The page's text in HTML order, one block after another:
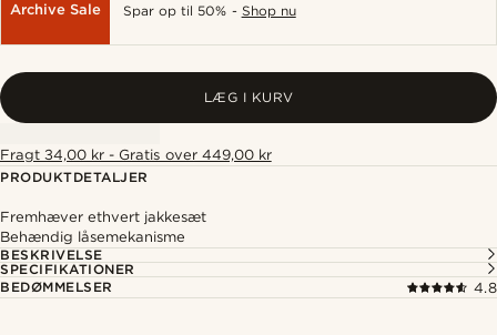
Archive Sale Spar op til 50% - Shop nu
LÆG I KURV
Fragt 34,00 kr - Gratis over 449,00 kr
PRODUKTDETALJER
Fremhæver ethvert jakkesæt
Behændig låsemekanisme
BESKRIVELSE
SPECIFIKATIONER
BEDØMMELSER
4.8